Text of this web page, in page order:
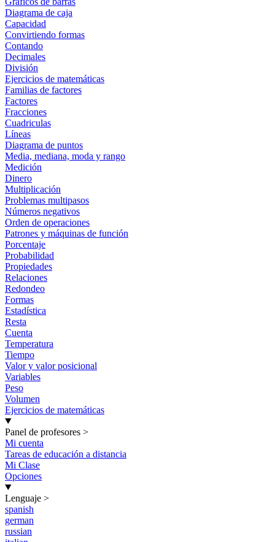
Diagrama de caja
Capacidad
Convirtiendo formas
Contando
Decimales
División
Ejercicios de matemáticas
Familias de factores
Factores
Fracciones
Cuadriculas
Líneas
Diagrama de puntos
Media, mediana, moda y rango
Medición
Dinero
Multiplicación
Problemas multipasos
Números negativos
Orden de operaciones
Patrones y máquinas de función
Porcentaje
Probabilidad
Propiedades
Relaciones
Redondeo
Formas
Estadística
Resta
Cuenta
Temperatura
Tiempo
Valor y valor posicional
Variables
Peso
Volumen
Ejercicios de matemáticas
Panel de profesores >
Mi cuenta
Tareas de educación a distancia
Mi Clase
Opciones
Lenguaje >
spanish
german
russian